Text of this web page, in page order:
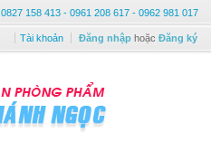
0827 158 413 - 0961 208 617 - 0962 981 017
Tài khoản Đăng nhập hoặc Đăng ký